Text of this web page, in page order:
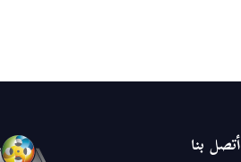
أتصل بنا